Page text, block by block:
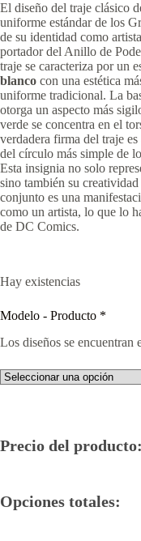
El diseño del traje clásico
uniforme estándar de los
de su identidad como
portador del Anillo de
traje se caracteriza por un
blanco con una estética
uniforme tradicional. La
otorga un aspecto más
verde se concentra en el
verdadera firma del traje
del círculo más simple de
Esta insignia no solo
sino también su
conjunto es una
como un artista, lo que lo
de DC Comics.
Hay existencias
Modelo - Producto *
Los diseños se encuentran
Precio del producto:
Opciones totales: